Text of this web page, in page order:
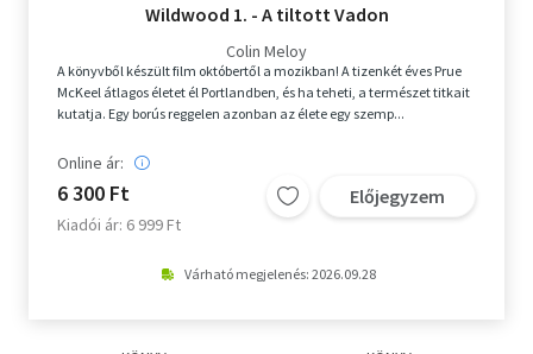
Wildwood 1. - A tiltott Vadon
Colin Meloy
A könyvből készült film októbertől a mozikban! A tizenkét éves Prue
McKeel átlagos életet él Portlandben, és ha teheti, a természet titkait
kutatja. Egy borús reggelen azonban az élete egy szemp...
Online ár:
6 300 Ft
Kiadói ár: 6 999 Ft
Előjegyzem
Várható megjelenés: 2026.09.28